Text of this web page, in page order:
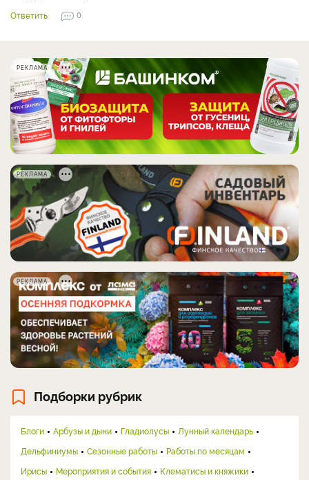
Ответить
0
РЕКЛАМА
РЕКЛАМА
РЕКЛАМА
Подборки рубрик
Блоги Арбузы и дыни Гладиолусы
Лунный календарь
Дельфиниумы
Сезонные работы
Работы по месяцам
Ирисы
Мероприятия и события
Клематисы и княжики